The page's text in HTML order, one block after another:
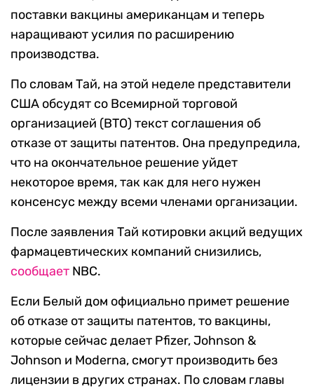
поставки вакцины американцам и теперь
наращивают усилия по расширению
производства.
По словам Тай, на этой неделе представители
США обсудят со Всемирной торговой
организацией (ВТО) текст соглашения об
отказе от защиты патентов. Она предупредила,
что на окончательное решение уйдет
некоторое время, так как для него нужен
консенсус между всеми членами организации.
После заявления Тай котировки акций ведущих
фармацевтических компаний снизились,
сообщает NBC.
Если Белый дом официально примет решение
об отказе от защиты патентов, то вакцины,
которые сейчас делает Pfizer, Johnson &
Johnson и Moderna, смогут производить без
лицензии в других странах. По словам главы